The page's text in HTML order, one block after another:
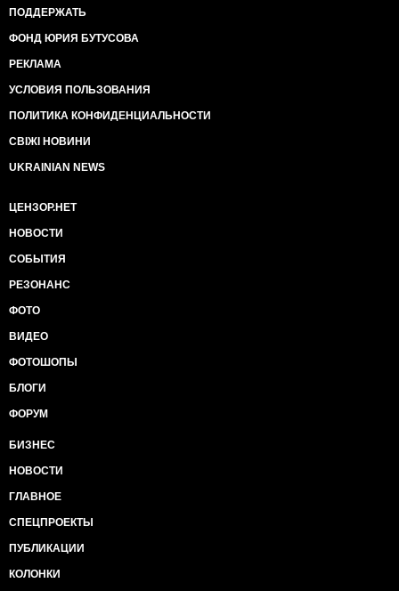
ПОДДЕРЖАТЬ
ФОНД ЮРИЯ БУТУСОВА
РЕКЛАМА
УСЛОВИЯ ПОЛЬЗОВАНИЯ
ПОЛИТИКА КОНФИДЕНЦИАЛЬНОСТИ
СВІЖІ НОВИНИ
UKRAINIAN NEWS
ЦЕНЗОР.НЕТ
НОВОСТИ
СОБЫТИЯ
РЕЗОНАНС
ФОТО
ВИДЕО
ФОТОШОПЫ
БЛОГИ
ФОРУМ
БИЗНЕС
НОВОСТИ
ГЛАВНОЕ
СПЕЦПРОЕКТЫ
ПУБЛИКАЦИИ
КОЛОНКИ